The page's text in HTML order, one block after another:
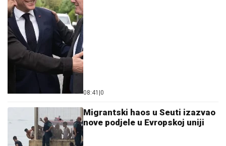
08:41 0
Migrantski haos u Seuti izazvao
nove podjele u Evropskoj uniji